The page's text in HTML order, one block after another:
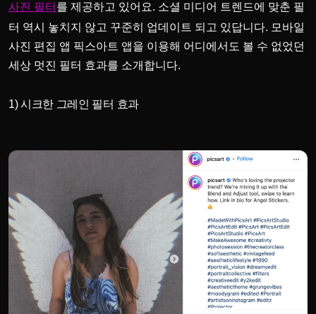
사진 필터 를 제공하고 있어요. 소셜 미디어 트렌드에 맞춘 필
터 역시 놓치지 않고 꾸준히 업데이트 되고 있답니다. 모바일
사진 편집 앱 픽스아트 앱을 이용해 어디에서도 볼 수 없었던
세상 멋진 필터 효과를 소개합니다.
1) 시크한 그레인 필터 효과